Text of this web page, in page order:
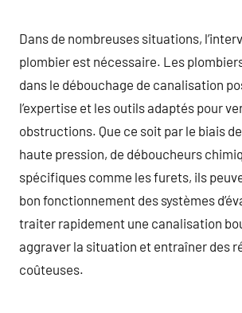
Dans de nombreuses situations,
plombier est nécessaire. Les
dans le débouchage de canalisation
l’expertise et les outils adaptés pour
obstructions. Que ce soit par le biais
haute pression, de déboucheurs
spécifiques comme les furets, ils
bon fonctionnement des systèmes
traiter rapidement une canalisation
aggraver la situation et entraîner des
coûteuses.